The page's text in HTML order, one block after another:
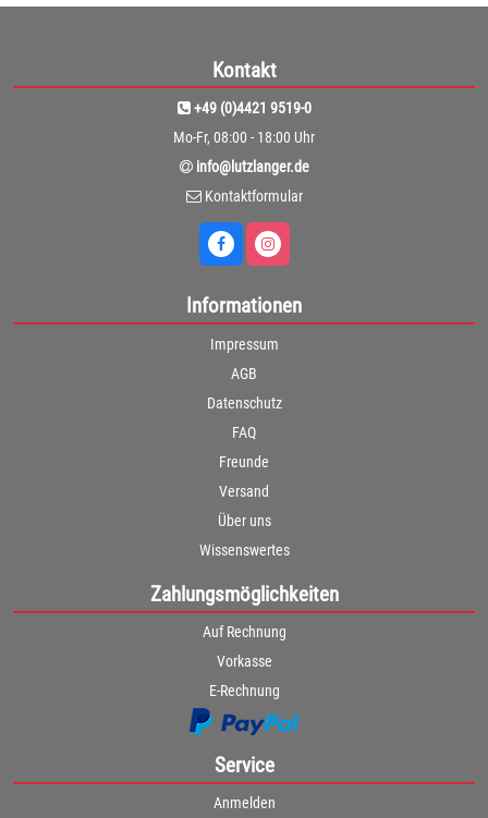
Kontakt
+49 (0)4421 9519-0
Mo-Fr, 08:00 - 18:00 Uhr
info@lutzlanger.de
Kontaktformular
Informationen
Impressum
AGB
Datenschutz
FAQ
Freunde
Versand
Über uns
Wissenswertes
Zahlungsmöglichkeiten
Auf Rechnung
Vorkasse
E-Rechnung
Service
Anmelden